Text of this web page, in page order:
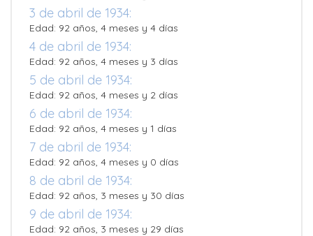
3 de abril de 1934:
Edad: 92 años, 4 meses y 4 días
4 de abril de 1934:
Edad: 92 años, 4 meses y 3 días
5 de abril de 1934:
Edad: 92 años, 4 meses y 2 días
6 de abril de 1934:
Edad: 92 años, 4 meses y 1 días
7 de abril de 1934:
Edad: 92 años, 4 meses y 0 días
8 de abril de 1934:
Edad: 92 años, 3 meses y 30 días
9 de abril de 1934:
Edad: 92 años, 3 meses y 29 días